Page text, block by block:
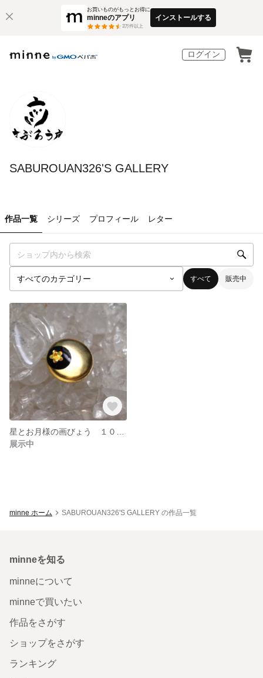
お買いものがもっとお得に
minneのアプリ
3万件以上
インストールする
ログイン
SABUROUAN326'S GALLERY
作品一覧 シリーズ プロフィール レター
すべて 販売中
展示中
minne ホーム SABUROUAN326'S GALLERY の作品一覧
minneを知る
minneについて
minneで買いたい
作品をさがす
ショップをさがす
ランキング